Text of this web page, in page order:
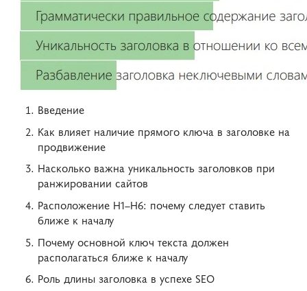
Введение
Как влияет наличие прямого ключа в заголовке на
продвижение
Насколько важна уникальность заголовков при
ранжировании сайтов
Расположение H1–H6: почему следует ставить
ближе к началу
Почему основной ключ текста должен
располагаться ближе к началу
Роль длины заголовка в успехе SEO